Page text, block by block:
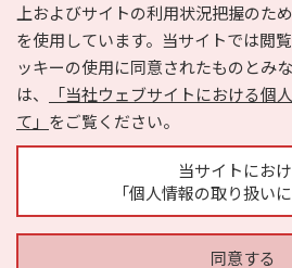
上およびサイトの利用状況把握のた
を使用しています。当サイトでは閲
ッキーの使用に同意されたものとみ
は、
「当社ウェブサイトにおける個
て」 をご覧ください。
当サイトにお
「個人情報の取り扱い
同意する
Copyright © HYOJITO.Co.,Ltd. All